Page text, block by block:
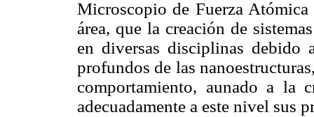
Microscopio de Fuerza
área, que la creación de
en diversas disciplinas debido
profundos de las
comportamiento, aunado a la
adecuadamente a este nivel sus